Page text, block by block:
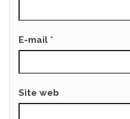
E-mail *
Site web